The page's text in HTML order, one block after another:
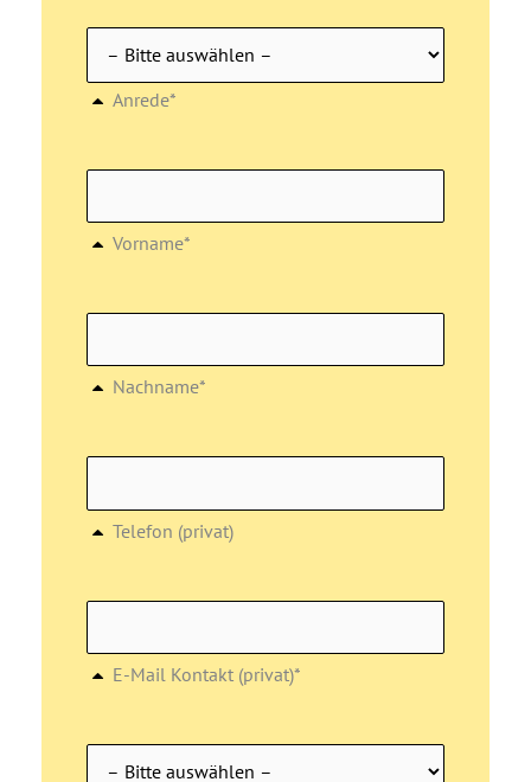
Anrede*
Vorname*
Nachname*
Telefon (privat)
E-Mail Kontakt (privat)*